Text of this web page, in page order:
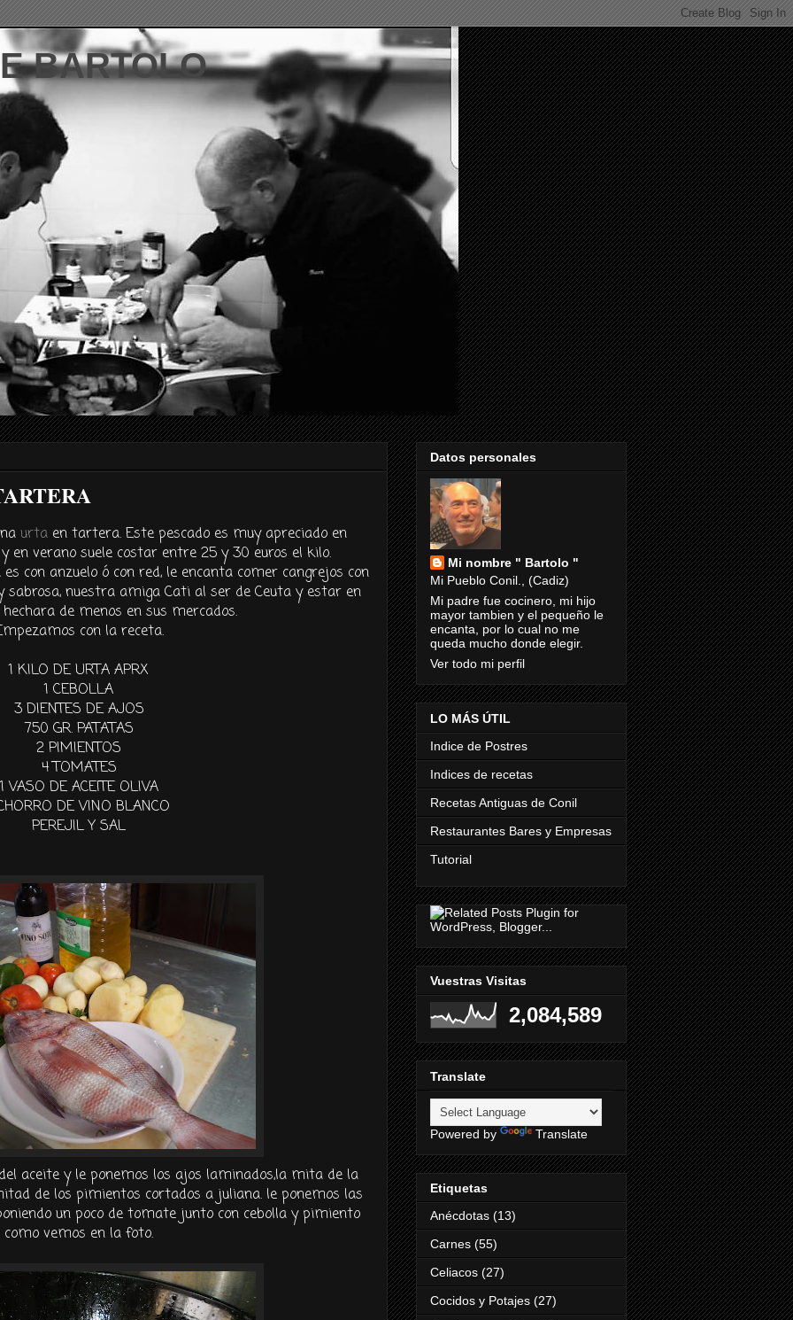
BARTOLO
urta en tartera. Este pescado es muy apreciado en
en verano suele costar entre 25 y 30 euros el kilo.
con anzuelo ó con red, le encanta comer cangrejos con
sabrosa, nuestraamiga Catial ser de Ceutay estar en
hecharade menos en sus mercados.
con la receta.
1 KILO DEURTA APRX
1 CEBOLLA
3 DIENTES DE AJOS
750 GR. PATATAS
2 PIMIENTOS
4 TOMATES
1 VASO DE ACEITE OLIVA
DE VINO BLANCO
PEREJILY SAL
aceite y le ponemos los ajos laminados,la mita de la
de los pimientos cortados a juliana. le ponemos las
un poco de tomate junto con cebolla y pimiento
como vemos en la foto.
Datos personales
Mi nombre " Bartolo "
Mi Pueblo Conil., (Cadiz)
Mi padre fue cocinero, mi hijo
mayor tambien y el pequeño le
encanta, por lo cual no me
queda mucho donde elegir.
Ver todo mi perfil
LO MÁS ÚTIL
Indice de Postres
Indices de recetas
Recetas Antiguas de Conil
Restaurantes Bares y Empresas
Tutorial
Vuestras Visitas
2,084,589
Translate
Powered by Translate
Etiquetas
Anécdotas (13)
Carnes (55)
Celiacos (27)
Cocidos y Potajes (27)